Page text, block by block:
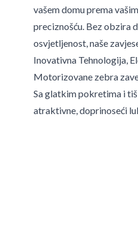
vašem domu prema
preciznošću. Bez obzira
osvjetljenost, naše
Inovativna Tehnologija,
Motorizovane zebra
Sa glatkim pokretima i
atraktivne, doprinoseći